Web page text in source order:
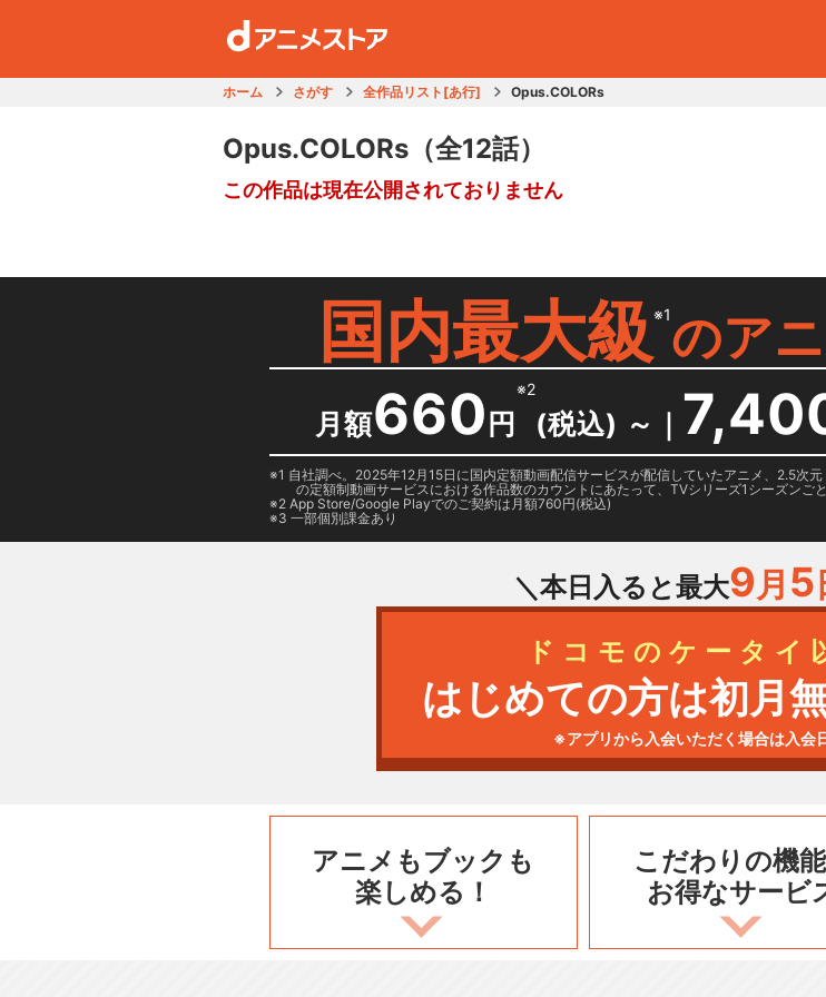
ホーム さがす 全作品リスト[あ行] Opus.COLORs
Opus.COLORs （全12話）
この作品は現在公開されておりません
国内最大級 ※1のア
月額660 円
※2
(税込) ～ ｜
1 自社調べ。2025年12月15日に国内定額動画配信サービスが配信していたアニメ、2.5次
の定額制動画サービスにおける作品数のカウントにあたって、TVシリーズ1シーズンごと
2 App Store/Google Playでのご契約は月額760円(税込)
3 一部個別課金あり
＼本日入ると最大9月 5
ドコモのケータイ
はじめての方は初月
※アプリから入会いただく場合は入会
アニメもブックも
楽しめる！
こだわりの機
お得なサービ